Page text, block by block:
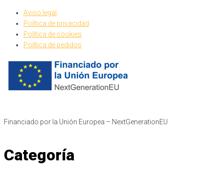
Aviso legal
Política de privacidad
Política de cookies
Política de pedidos
Financiado por la Unión Europea – NextGenerationEU​
Categoría